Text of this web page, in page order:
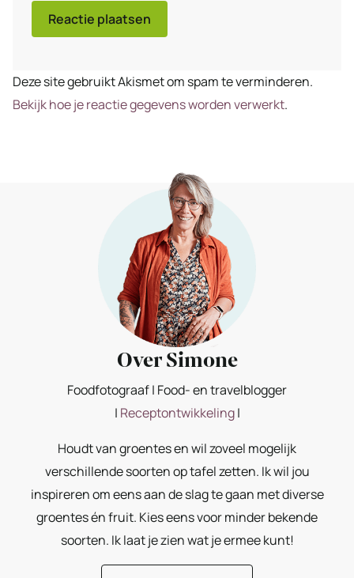
Deze site gebruikt Akismet om spam te verminderen.
Bekijk hoe je reactie gegevens worden verwerkt.
Over Simone
Foodfotograaf | Food- en travelblogger
| Receptontwikkeling|
Houdt van groentes en wil zoveel mogelijk
verschillende soorten op tafel zetten. Ik wil jou
inspireren om eens aan de slag te gaan met diverse
groentes én fruit. Kies eens voor minder bekende
soorten. Ik laat je zien wat je ermee kunt!